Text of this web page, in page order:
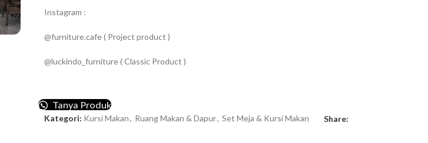
Instagram :
@furniture.cafe ( Project product )
@luckindo_furniture ( Classic Product )
Tanya Produk
Kategori: Kursi Makan, Ruang Makan & Dapur, Set Meja & Kursi Makan Share: